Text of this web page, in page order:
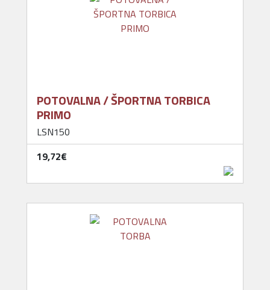
POTOVALNA / ŠPORTNA TORBICA
PRIMO
LSN150
19,72‎€